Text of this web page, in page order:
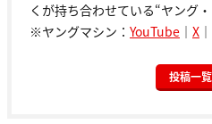
くが持ち合わせている“ヤング
※ヤングマシン： YouTube ｜ X ｜
投稿一